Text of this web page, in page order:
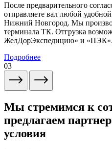
После предварительного
отправляете вал любой
Нижний Новгород. Мы
терминала ТК. Отгрузка
ЖелДорЭкспедицию» и «ПЭК».
Подробнее
03
Мы стремимся к
предлагаем
условия